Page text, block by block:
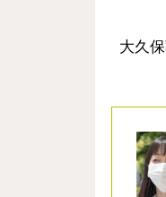
大久